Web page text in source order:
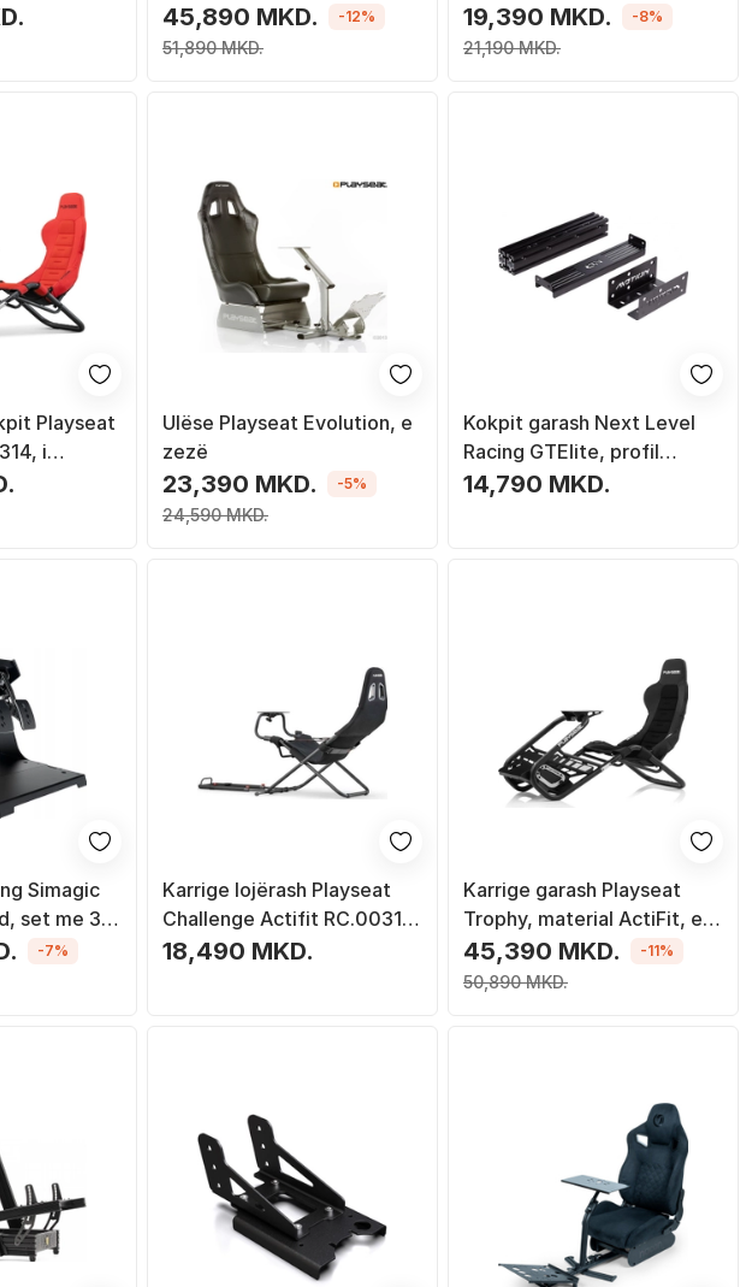
e zezë
universale, e zezë e bardhë
45,890 MKD.
51,890 MKD.
-12%
rregullueshëm, palosës, i zi
19,390 MKD.
21,190 MKD.
-8%
Playseat
i
Ulëse Playseat Evolution, e
zezë
23,390 MKD.
24,590 MKD.
-5%
Kokpit garash Next Level
Racing GTElite, profil
alumini, strukturë e
14,790 MKD.
Simagic
set me 3
-7%
Karrige lojërash Playseat
Challenge Actifit RC.00312,
e palosshme, për timon dhe
18,490 MKD.
Karrige garash Playseat
Trophy, material ActiFit, e
rregullueshme, e zezë
45,390 MKD.
50,890 MKD.
-11%